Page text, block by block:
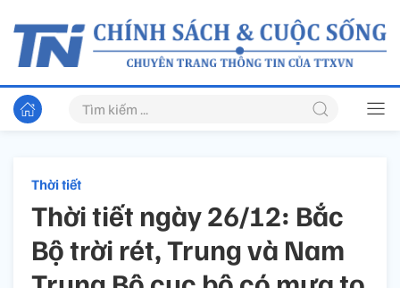
Thời tiết
Thời tiết ngày 26/12: Bắc
Bộ trời rét, Trung và Nam